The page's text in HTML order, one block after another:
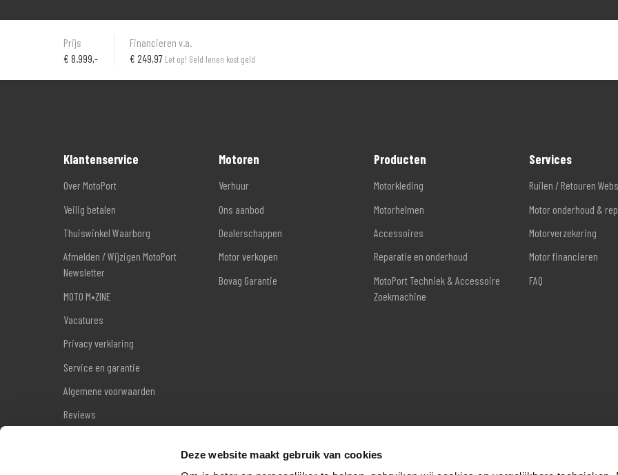
Deze website maakt gebruik van cookies
Prijs
€ 8.999,-
Financieren v.a.
€ 249,97 Let op! Geld lenen kost geld
Klantenservice
Over MotoPort
Veilig betalen
Thuiswinkel Waarborg
Afmelden / Wijzigen MotoPort
Newsletter
MOTO M•ZINE
Vacatures
Privacy verklaring
Service en garantie
Algemene voorwaarden
Reviews
Motoren
Verhuur
Ons aanbod
Dealerschappen
Motor verkopen
Bovag Garantie
Producten
Motorkleding
Motorhelmen
Accessoires
Reparatie en onderhoud
MotoPort Techniek & Accessoire
Zoekmachine
Services
Ruilen / Retouren
Motor onderhoud &
Motorverzekering
Motor financieren
FAQ